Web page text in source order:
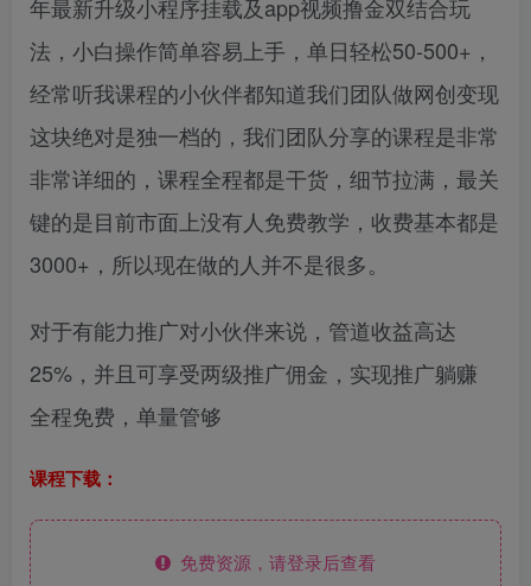
年最新升级小程序挂载及app视频撸金双结合玩
法，小白操作简单容易上手，单日轻松50-500+，
经常听我课程的小伙伴都知道我们团队做网创变现
这块绝对是独一档的，我们团队分享的课程是非常
非常详细的，课程全程都是干货，细节拉满，最关
键的是目前市面上没有人免费教学，收费基本都是
3000+，所以现在做的人并不是很多。
对于有能力推广对小伙伴来说，管道收益高达
25%，并且可享受两级推广佣金，实现推广躺赚
全程免费，单量管够
课程下载：
免费资源，请登录后查看